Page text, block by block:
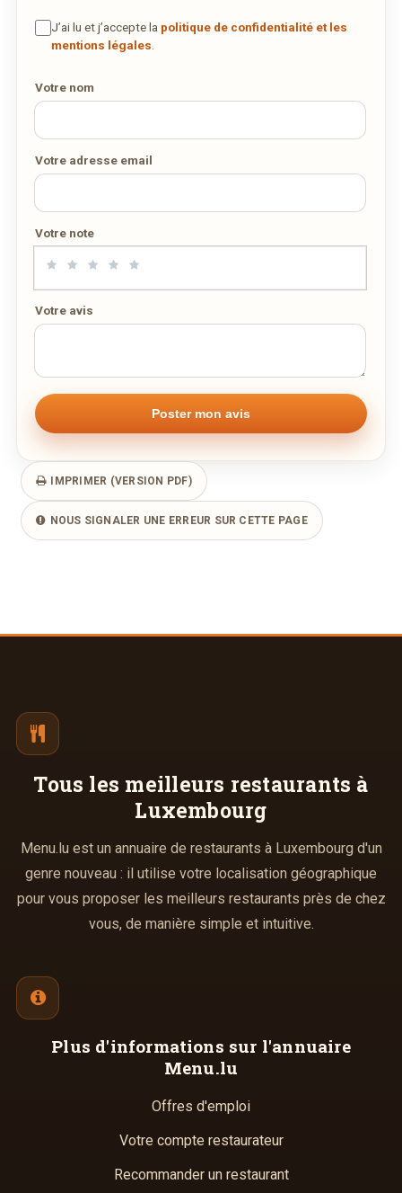
J’ai lu et j’accepte la politique de confidentialité et les
mentions légales
Votre nom
Votre adresse email
Votre note
Votre avis
IMPRIMER (VERSION PDF)
NOUS SIGNALER UNE ERREUR SUR CETTE PAGE
Tous les meilleurs restaurants à
Luxembourg
Menu.lu est un annuaire de restaurants à Luxembourg d'un
genre nouveau : il utilise votre localisation géographique
pour vous proposer les meilleurs restaurants près de chez
vous, de manière simple et intuitive.
Plus d'informations sur l'annuaire
Menu.lu
Offres d'emploi
Votre compte restaurateur
Recommander un restaurant